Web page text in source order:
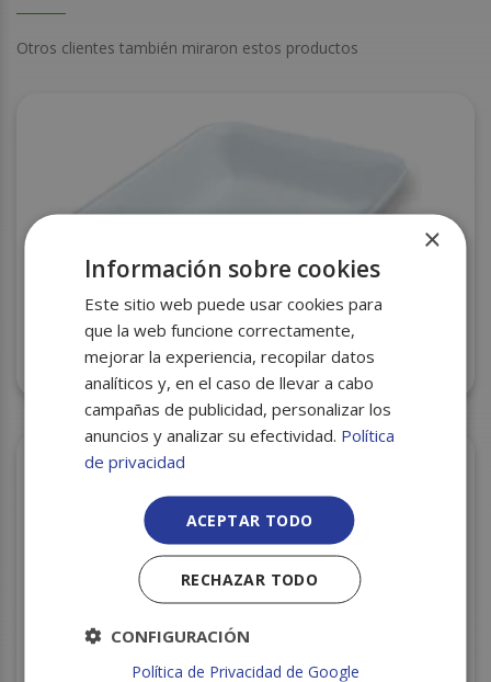
Otros clientes también miraron estos productos
BANDEJA CORCHO 70P (70) 180X135X25 S/750
×
Información sobre cookies
Este sitio web puede usar cookies para
que la web funcione correctamente,
mejorar la experiencia, recopilar datos
analíticos y, en el caso de llevar a cabo
campañas de publicidad, personalizar los
anuncios y analizar su efectividad. Política
de privacidad
ACEPTAR TODO
RECHAZAR TODO
CONFIGURACIÓN
Política de Privacidad de Google